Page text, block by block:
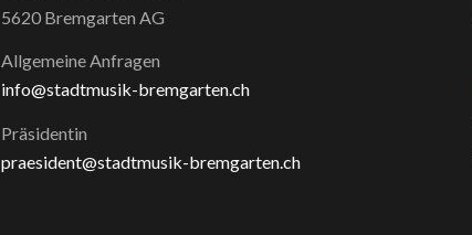
5620 Bremgarten AG
Allgemeine Anfragen
info@stadtmusik-bremgarten.ch
Präsidentin
praesident@stadtmusik-bremgarten.ch